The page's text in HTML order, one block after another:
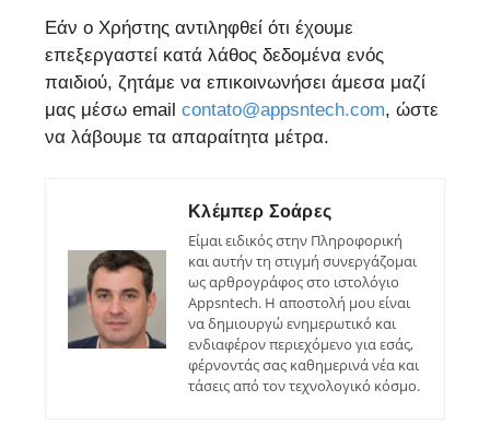
Εάν ο Χρήστης αντιληφθεί ότι έχουμε
επεξεργαστεί κατά λάθος δεδομένα ενός
παιδιού, ζητάμε να επικοινωνήσει άμεσα μαζί
μας μέσω emailcontato@appsntech.com, ώστε
να λάβουμε τα απαραίτητα μέτρα.
Κλέμπερ Σοάρες
Είμαι ειδικός στην Πληροφορική
και αυτήν τη στιγμή συνεργάζομαι
ως αρθρογράφος στο ιστολόγιο
Appsntech. Η αποστολή μου είναι
να δημιουργώ ενημερωτικό και
ενδιαφέρον περιεχόμενο για εσάς,
φέρνοντάς σας καθημερινά νέα και
τάσεις από τον τεχνολογικό κόσμο.